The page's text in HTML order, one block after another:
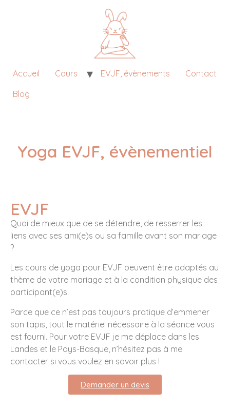
Accueil Cours EVJF, évènements
Contact
Blog
Yoga EVJF, évènementiel
EVJF
Quoi de mieux que de se détendre, de resserrer les
liens avec ses ami(e)s ou sa famille avant son mariage
?
Les cours de yoga pour EVJF peuvent être adaptés au
thème de votre mariage et à la condition physique des
participant(e)s.
Parce que ce n’est pas toujours pratique d’emmener
son tapis, tout le matériel nécessaire à la séance vous
est fourni. Pour votre EVJF je me déplace dans les
Landes et le Pays-Basque, n’hésitez pas à me
contacter si vous voulez en savoir plus !
Demander un devis